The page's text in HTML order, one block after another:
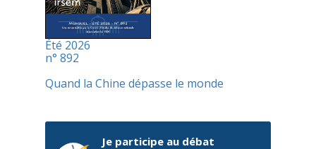
Été 2026
n° 892
Quand la Chine dépasse le monde
Je participe au débat